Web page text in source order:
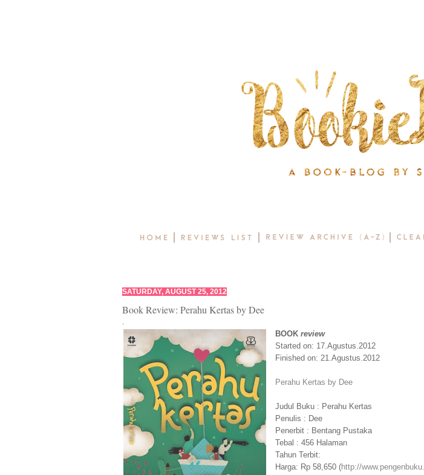
SATURDAY, AUGUST 25, 2012
Book Review: Perahu Kertas by Dee
.
BOOK review
Started on: 17.Agustus.2012
Finished on: 21.Agustus.2012
Perahu Kertas by Dee
Judul Buku : Perahu Kertas
Penulis : Dee
Penerbit : Bentang Pustaka
Tebal : 456 Halaman
Tahun Terbit:
Harga: Rp 58,650 (http://